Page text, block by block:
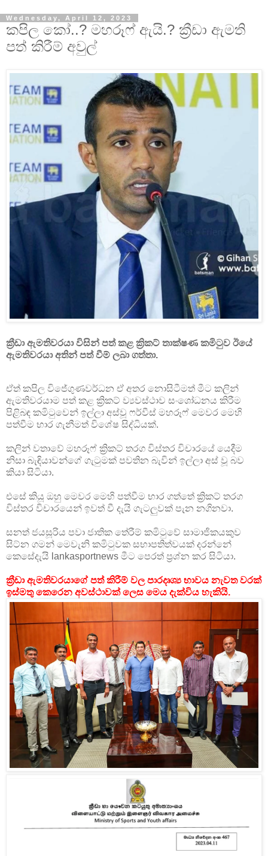
Wednesday, April 12, 2023
කපිල කෝ..? මහරූෆ් ඇයි.? ක්‍රීඩා ඇමති
පත් කිරීම් අවුල්
ක්‍රීඩා ඇමතිවරයා විසින් පත් කළ ක්‍රිකට් තාක්ෂණ කමිටුව ඊයේ
ඇමතිවරයා අතින් පත් වීම් ලබා ගත්තා.
ඒත් කපිල විජේගුණවර්ධන ඒ අතර නොසිටීමත් මීට කලින්
ඇමතිවරයාම පත් කළ ක්‍රිකට් ව්‍යවස්ථාව සංශෝධනය කිරීම
පිළිබඳ කමිටුවෙන් ඉල්ලා අස්වූ ෆර්වීස් මහරූෆ් මෙවර මෙහි
පත්වීම භාර ගැනීමත් විශේෂ සිද්ධියක්.
කලින් වතාවේ මහරූෆ් ක්‍රිකට් තරග විස්තර විචාරයේ යෙදීම
නිසා බැඳියාවන්ගේ ගැටුමක් පවතින බැවින් ඉල්ලා අස් වූ බව
කියා සිටියා.
එසේ කියූ ඔහු මෙවර මෙහි පත්වීම භාර ගත්තේ ක්‍රිකට් තරග
විස්තර විචාරයෙන් ඉවත් වී දැයි ගැටලුවක් පැන නගිනවා.
සනත් ජයසූරිය පවා ජාතික තේරීම් කමිටුවේ සාමාජිකයකුව
සිට්න ගමන් මෙවැනි කමිටුවක සභාපතිත්වයක් දරන්නේ
කෙසේදැයි lankasportnews මීට පෙරත් ප්‍රශ්න කර සිටියා.
ක්‍රීඩා ඇමතිවරයාගේ පත් කිරීම් වල පාරදෘශ්‍ය භාවය නැවත වරක්
ඉස්මතු කෙරෙන අවස්ථාවක් ලෙස මෙය දැක්විය හැකියි.